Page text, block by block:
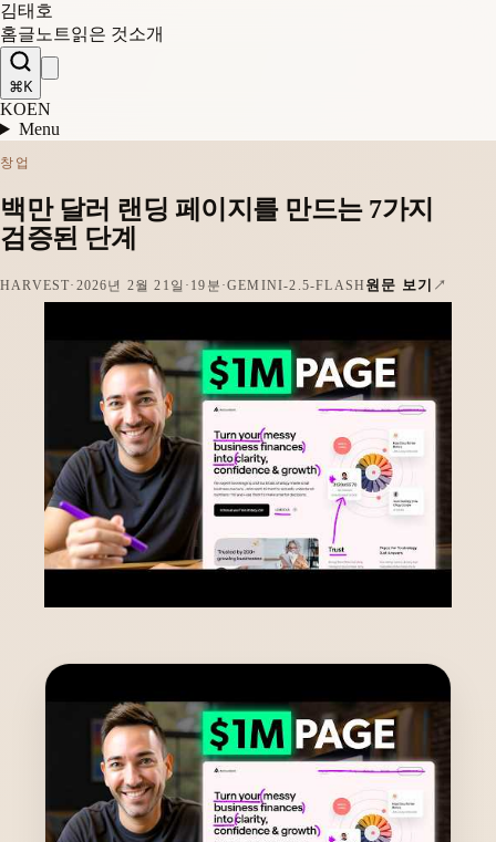
김태호
홈글 노트읽은 것소개
⌘K
KOEN
Menu
창업
백만 달러 랜딩 페이지를 만드는 7가지
검증된 단계
HARVEST· 2026년 2월 21일 · 19분 ·GEMINI-2.5-FLASH 원문 보기